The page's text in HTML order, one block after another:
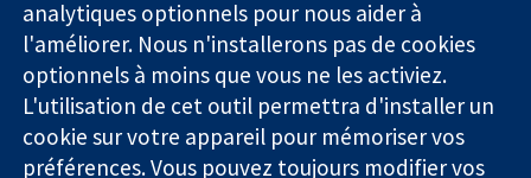
éclairées.
Une meilleure
santé.
Qui sommes-
nous
Offres
d'emploi
Library
analytiques optionnels pour nous aider à
l'améliorer. Nous n'installerons pas de cookies
optionnels à moins que vous ne les activiez.
L'utilisation de cet outil permettra d'installer un
cookie sur votre appareil pour mémoriser vos
préférences. Vous pouvez toujours modifier vos